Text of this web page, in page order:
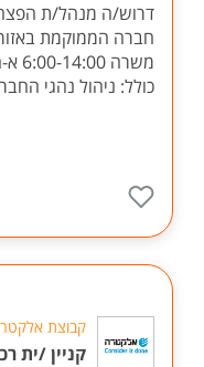
דרוש/ה מנהל/ת הפצה
חברה הממוקמת
כולל: ניהול נהגי החברה כ 15 נהגים, סידור
קבוצת
קניין /ית